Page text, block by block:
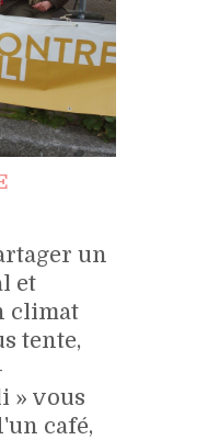
un
et
climat
tente,
» vous
café,